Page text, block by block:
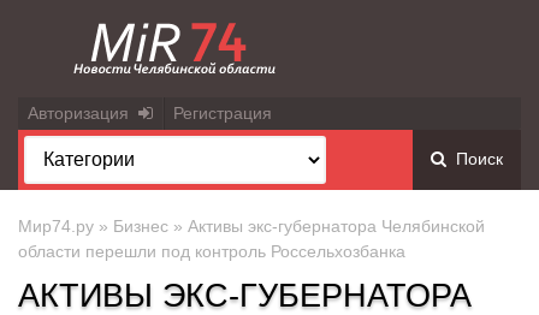
Авторизация Регистрация
Поиск
Мир74.ру » Бизнес » Активы экс-губернатора Челябинской
области перешли под контроль Россельхозбанка
АКТИВЫ ЭКС-ГУБЕРНАТОРА